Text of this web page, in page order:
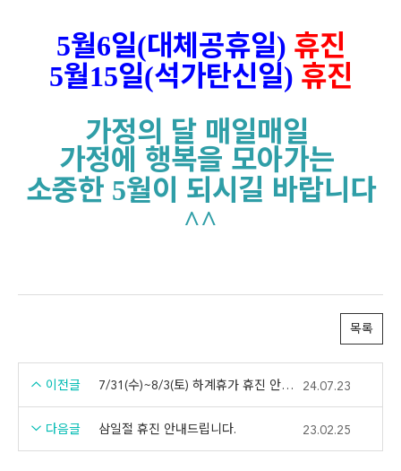
5월6일(대체공휴일) 휴진
5월15일(석가탄신일) 휴진
가정의 달 매일매일
가정에 행복을 모아가는
소중한 5월이 되시길 바랍니다
^^
목록
이전글 7/31(수)~8/3(토) 하계휴가 휴진 안내드립니다. 24.07.23
다음글 삼일절 휴진 안내드립니다. 23.02.25